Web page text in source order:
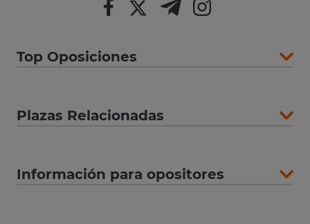
Top Oposiciones
Plazas Relacionadas
Información para opositores